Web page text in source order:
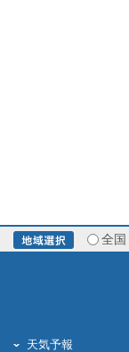
全国
天気予報